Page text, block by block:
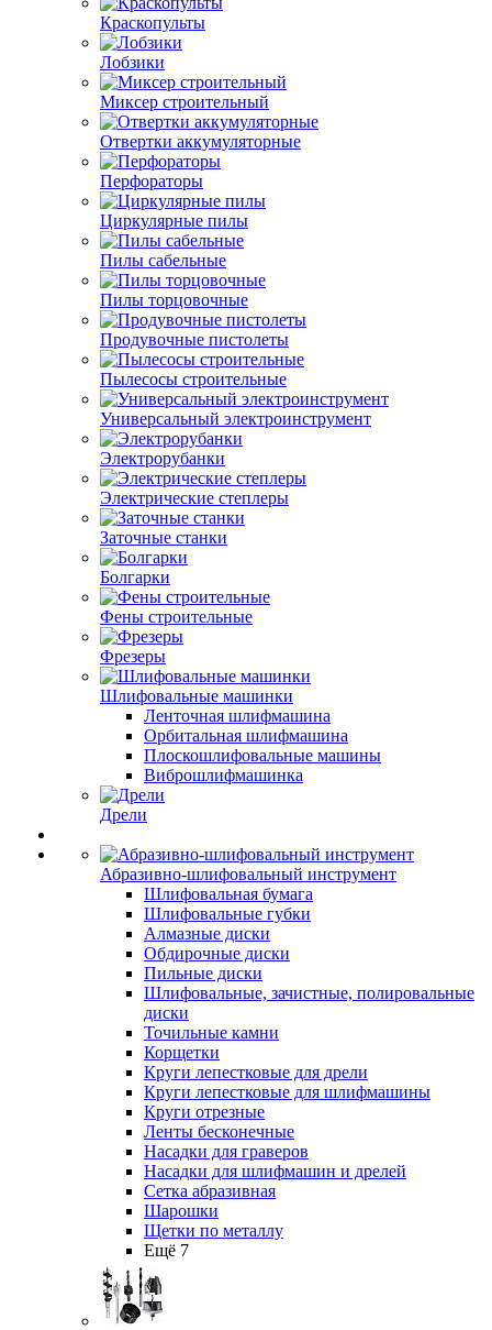
Краскопульты
Лобзики
Миксер строительный
Отвертки аккумуляторные
Перфораторы
Циркулярные пилы
Пилы сабельные
Пилы торцовочные
Продувочные пистолеты
Пылесосы строительные
Универсальный электроинструмент
Электрорубанки
Электрические степлеры
Заточные станки
Болгарки
Фены строительные
Фрезеры
Шлифовальные машинки
Ленточная шлифмашина
Орбитальная шлифмашина
Плоскошлифовальные машины
Виброшлифмашинка
Дрели
Абразивно-шлифовальный инструмент
Шлифовальная бумага
Шлифовальные губки
Алмазные диски
Обдирочные диски
Пильные диски
Шлифовальные, зачистные, полировальные
диски
Точильные камни
Корщетки
Круги лепестковые для дрели
Круги лепестковые для шлифмашины
Круги отрезные
Ленты бесконечные
Насадки для граверов
Насадки для шлифмашин и дрелей
Сетка абразивная
Шарошки
Щетки по металлу
Ещё 7